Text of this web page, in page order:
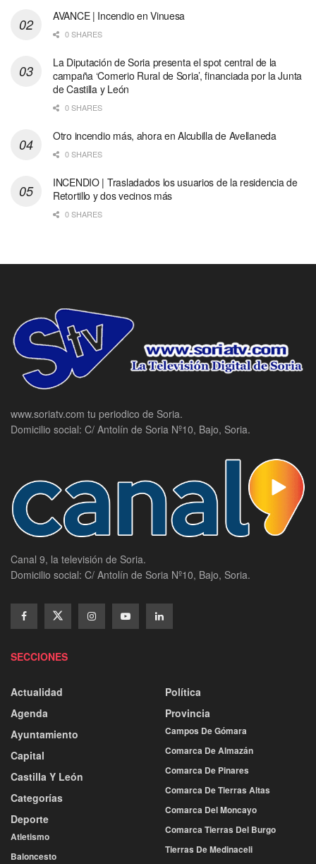
AVANCE | Incendio en Vinuesa
0 SHARES
La Diputación de Soria presenta el spot central de la
campaña ‘Comerio Rural de Soria’, financiada por la Junta
de Castilla y León
0 SHARES
Otro incendio más, ahora en Alcubilla de Avellaneda
0 SHARES
INCENDIO | Trasladados los usuarios de la residencia de
Retortillo y dos vecinos más
0 SHARES
www.soriatv.com tu periodico de Soria.
Domicilio social: C/ Antolín de Soria Nº10, Bajo, Soria.
Canal 9, la televisión de Soria.
Domicilio social: C/ Antolín de Soria Nº10, Bajo, Soria.
SECCIONES
Actualidad
Agenda
Ayuntamiento
Capital
Castilla Y León
Categorías
Deporte
Atletismo
Baloncesto
Política
Provincia
Campos De Gómara
Comarca De Almazán
Comarca De Pinares
Comarca De Tierras Altas
Comarca Del Moncayo
Comarca Tierras Del Burgo
Tierras De Medinaceli